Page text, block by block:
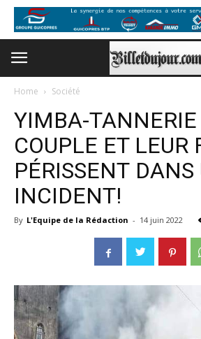
Home Société
YIMBA-TANNERIE
COUPLE ET LEUR
PÉRISSENT DANS
INCIDENT!
By L'Equipe de la Rédaction - 14 juin 2022